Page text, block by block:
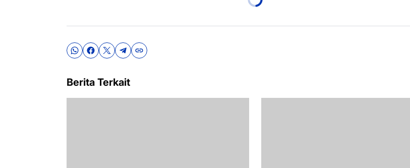
Berita Terkait